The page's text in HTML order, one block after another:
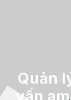
Quản
vấn